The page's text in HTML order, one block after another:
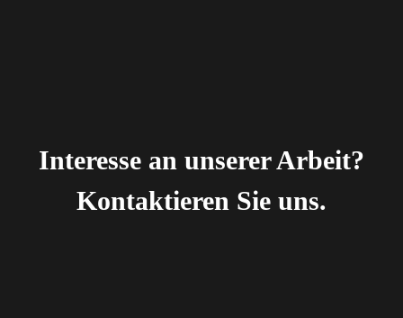
Interesse an unserer Arbeit?
Kontaktieren Sie uns.